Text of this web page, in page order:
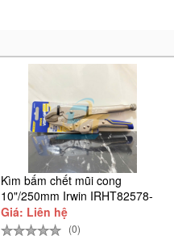
Kìm bấm chết mũi cong
10"/250mm Irwin IRHT82578-
SH
Giá: Liên hệ
(0)